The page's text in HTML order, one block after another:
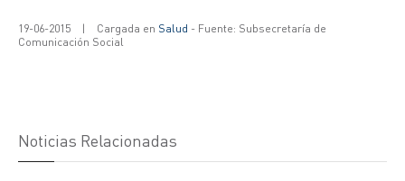
19-06-2015 | Cargada en Salud - Fuente: Subsecretaría de
Comunicación Social
Noticias Relacionadas